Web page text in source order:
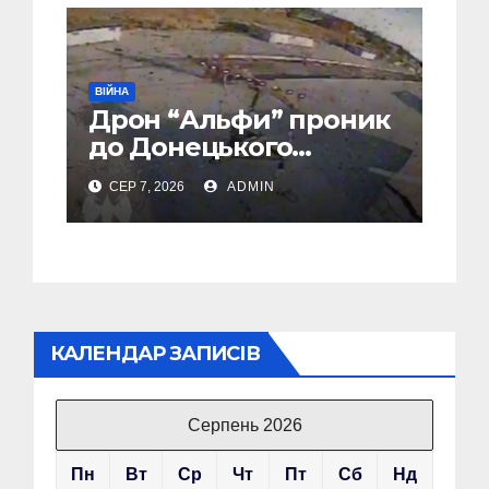
ВІЙНА
Дрон “Альфи” проник
до Донецького
аеропорту та спалив
“Шахед” ще до запуску
СЕР 7, 2026 ADMIN
КАЛЕНДАР ЗАПИСІВ
Серпень 2026
Пн Вт Ср Чт Пт Сб Нд